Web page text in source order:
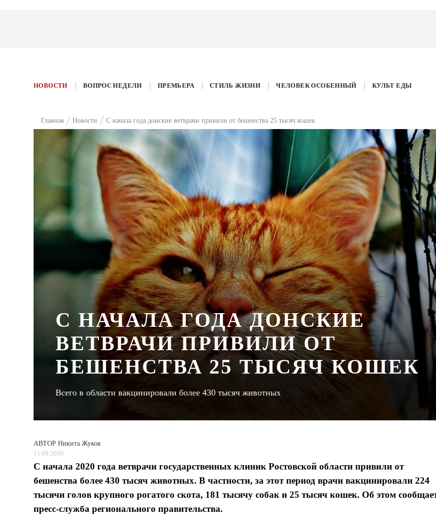
НОВОСТИ ВОПРОС НЕДЕЛИ ПРЕМЬЕРА СТИЛЬ ЖИЗНИ ЧЕЛОВЕК ОСОБЕННЫЙ КУЛЬТ ЕДЫ
Главная Новости С начала года донские ветврачи привили от бешенства 25 тысяч кошек
С НАЧАЛА ГОДА ДОНСКИЕ
ВЕТВРАЧИ ПРИВИЛИ ОТ
БЕШЕНСТВА 25 ТЫСЯЧ КОШЕК
Всего в области вакцинировали более 430 тысяч животных
АВТОР Никита Жуков
11.09.2020
С начала 2020 года ветврачи государственных клиник Ростовской области привили от
бешенства более 430 тысяч животных. В частности, за этот период врачи вакцинировали 224
тысячи голов крупного рогатого скота, 181 тысячу собак и 25 тысяч кошек. Об этом
пресс-служба регионального правительства.